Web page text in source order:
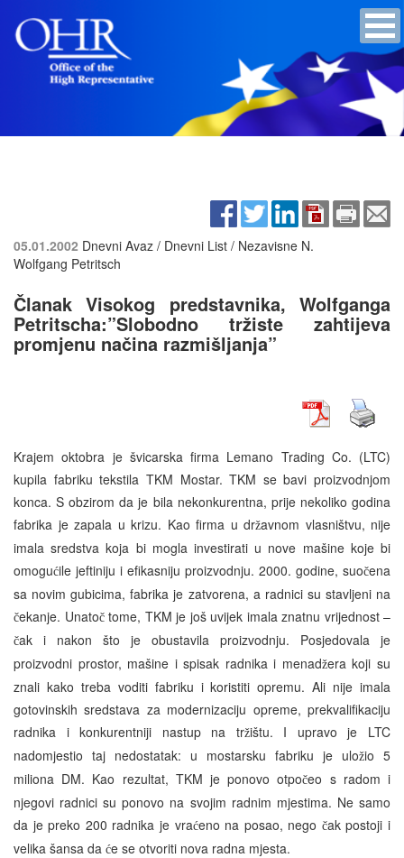
05.01.2002 Dnevni Avaz / Dnevni List / Nezavisne N.
Wolfgang Petritsch
Članak Visokog predstavnika, Wolfganga
Petritscha:”Slobodno tržiste zahtijeva
promjenu načina razmišljanja”
Krajem oktobra je švicarska firma Lemano Trading Co. (LTC)
kupila fabriku tekstila TKM Mostar. TKM se bavi proizvodnjom
konca. S obzirom da je bila nekonkurentna, prije nekoliko godina
fabrika je zapala u krizu. Kao firma u državnom vlasništvu, nije
imala sredstva koja bi mogla investirati u nove mašine koje bi
omogućile jeftiniju i efikasniju proizvodnju. 2000. godine, suočena
sa novim gubicima, fabrika je zatvorena, a radnici su stavljeni na
čekanje. Unatočtome, TKM je još uvijek imala znatnu vrijednost –
čak i nakon što je obustavila proizvodnju. Posjedovala je
proizvodni prostor, mašine i spisak radnika i menadžera koji su
znali kako treba voditi fabriku i koristiti opremu. Ali nije imala
gotovinskih sredstava za modernizaciju opreme, prekvalifikaciju
radnika i konkurentniji nastup na tržištu. I upravo je LTC
nadomjestio taj nedostatak: u mostarsku fabriku je uložio 5
miliona DM. Kao rezultat, TKM je ponovo otpočeo s radom i
njegovi radnici su ponovo na svojim radnim mjestima. Ne samo
da je preko 200 radnika je vraćeno na posao, nego čak postoji i
velika šansa da će se otvoriti nova radna mjesta.